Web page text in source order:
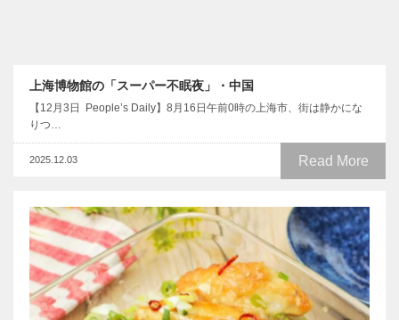
上海博物館の「スーパー不眠夜」・中国
【12月3日 People’s Daily】8月16日午前0時の上海市、街は静かにな
りつ…
Read More
2025.12.03